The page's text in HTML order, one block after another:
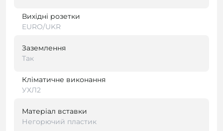
Вихідні розетки
EURO/UKR
Заземлення
Так
Кліматичне виконання
УХЛ2
Матеріал вставки
Негорючий пластик